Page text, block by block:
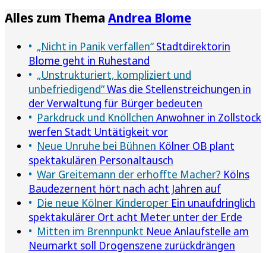
Alles zum Thema Andrea Blome
„Nicht in Panik verfallen“ Stadtdirektorin
Blome geht in Ruhestand
„Unstrukturiert, kompliziert und
unbefriedigend“Was die Stellenstreichungen in
der Verwaltung für Bürger bedeuten
Parkdruck und Knöllchen Anwohner in Zollstock
werfen Stadt Untätigkeit vor
Neue Unruhe bei Bühnen Kölner OB plant
spektakulären Personaltausch
War Greitemann der erhoffte Macher? Kölns
Baudezernent hört nach acht Jahren auf
Die neue Kölner Kinderoper Ein unaufdringlich
spektakulärer Ort acht Meter unter der Erde
Mitten im Brennpunkt Neue Anlaufstelle am
Neumarkt soll Drogenszene zurückdrängen